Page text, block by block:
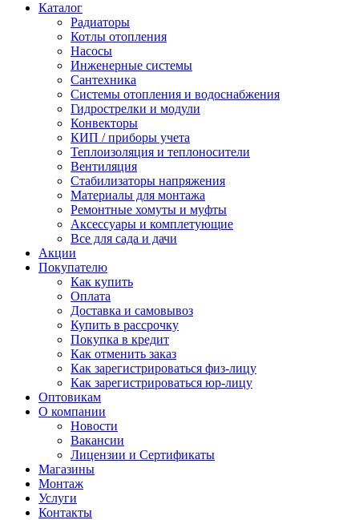
Каталог
Радиаторы
Котлы отопления
Насосы
Инженерные системы
Сантехника
Системы отопления и водоснабжения
Гидрострелки и модули
Конвекторы
КИП / приборы учета
Теплоизоляция и теплоносители
Вентиляция
Стабилизаторы напряжения
Материалы для монтажа
Ремонтные хомуты и муфты
Аксессуары и комплетующие
Все для сада и дачи
Акции
Покупателю
Как купить
Оплата
Доставка и самовывоз
Купить в рассрочку
Покупка в кредит
Как отменить заказ
Как зарегистрироваться физ-лицу
Как зарегистрироваться юр-лицу
Оптовикам
О компании
Новости
Вакансии
Лицензии и Сертификаты
Магазины
Монтаж
Услуги
Контакты